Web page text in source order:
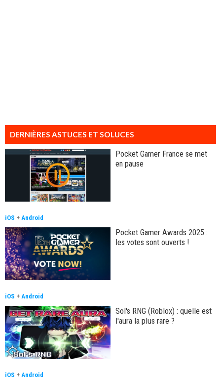
DERNIÈRES ASTUCES ET SOLUCES
Pocket Gamer France se met
en pause
iOS + Android
Pocket Gamer Awards 2025 :
les votes sont ouverts !
iOS + Android
Sol's RNG (Roblox) : quelle est
l'aura la plus rare ?
iOS + Android